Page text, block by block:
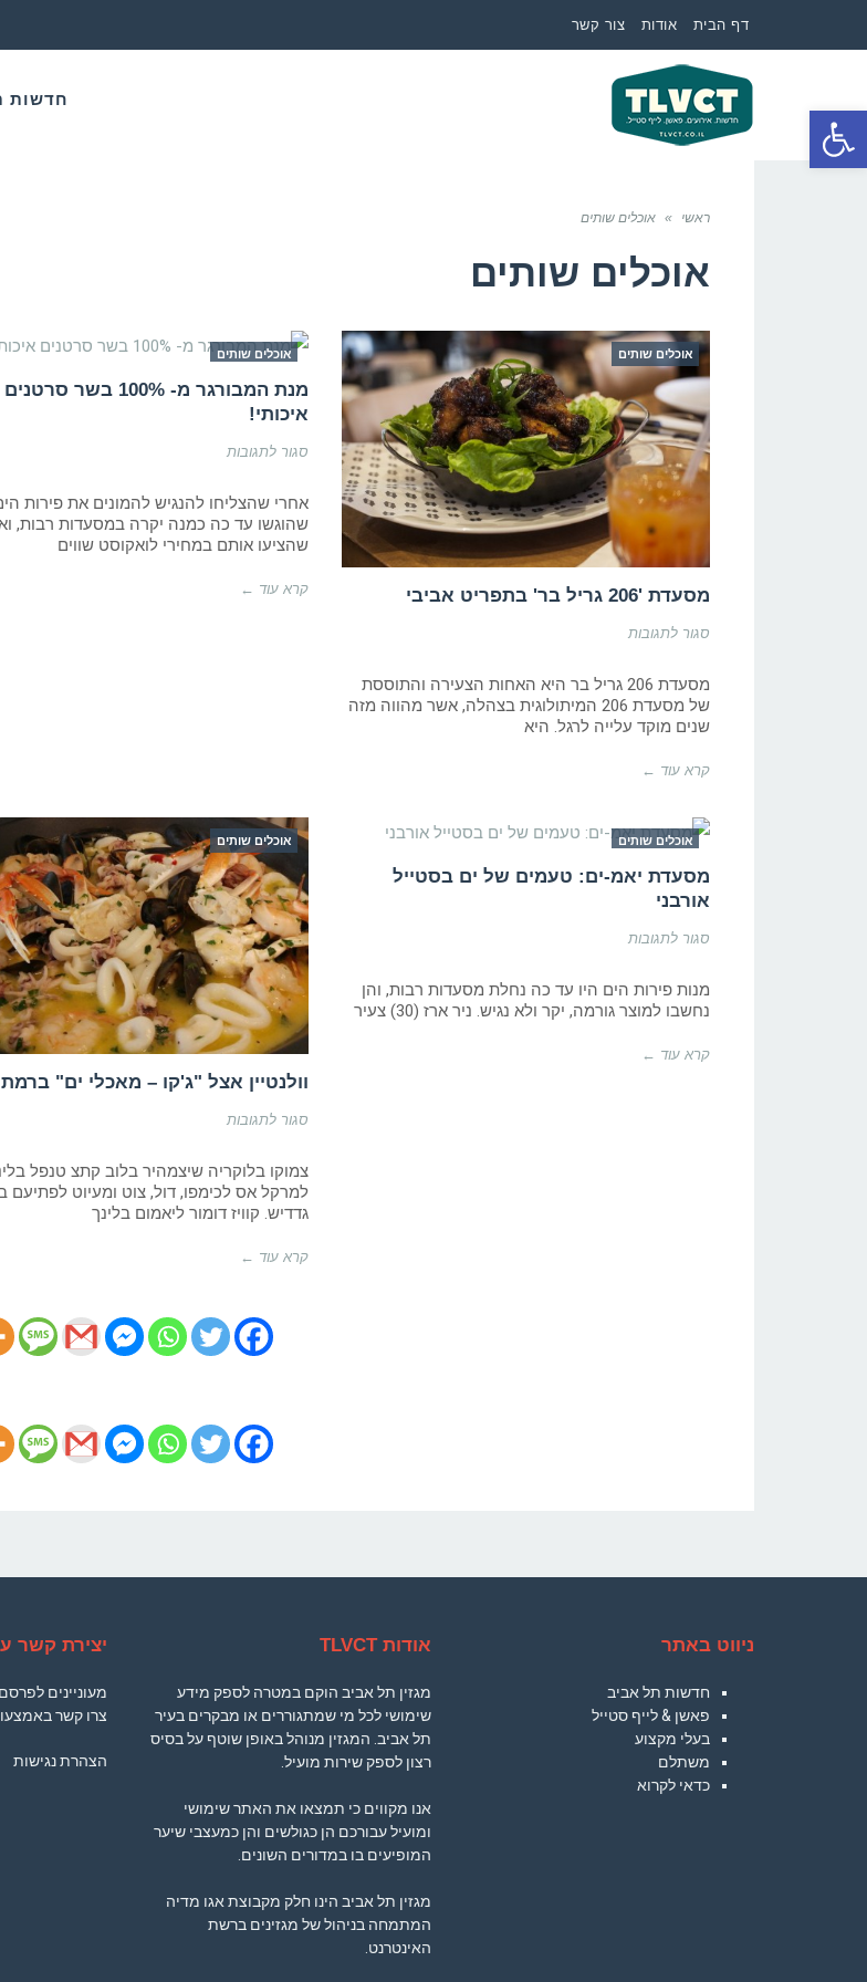
פתח סרגל נגישות
דף הבית אודות צור קשר
חדשות
ראשי » אוכלים שותים
אוכלים שותים
אוכלים שותים
מסעדת '206 גריל בר' בתפריט אביבי
סגור לתגובות
גריל
בר'
בתפריט
אביבי
מסעדת 206 גריל בר היא האחות הצעירה והתוססת
של מסעדת 206 המיתולוגית בצהלה, אשר מהווה מזה
שנים מוקד עלייה לרגל. היא
קרא עוד ←
אוכלים שותים
מנת המבורגר מ- 100% בשר סרטנים
איכותי!
סגור לתגובות
מ-
100%
בשר
סרטנים
אחרי שהצליחו להנגיש להמונים את פירות
שהוגשו עד כה כמנה יקרה במסעדות רבות,
שהציעו אותם במחירי לואקוסט שווים
קרא עוד ←
אוכלים שותים
מסעדת יאמ-ים: טעמים של ים בסטייל
אורבני
סגור לתגובות
טעמים
של
ים
מנות פירות הים היו עד כה נחלת מסעדות רבות, והן
נחשבו למוצר גורמה, יקר ולא נגיש. ניר ארז (30) צעיר
קרא עוד ←
אוכלים שותים
וולנטיין אצל "ג'קו – מאכלי ים"
סגור לתגובות
"ג'קו
–
מאכלי
ים"
צמוקו בלוקריה שיצמהיר בלוב קתצ טנפל
למרקל אס לכימפו, דול, צוט ומעיוט לפתיעם
גדדיש. קוויז דומור ליאמום בלינך
קרא עוד ←
ניווט באתר
חדשות תל אביב
פאשן & לייף סטייל
בעלי מקצוע
משתלם
כדאי לקרוא
אודות TLVCT
מגזין תל אביב הוקם במטרה לספק מידע
שימושי לכל מי שמתגוררים או מבקרים בעיר
תל אביב. המגזין מנוהל באופן שוטף על בסיס
רצון לספק שירות מועיל.
אנו מקווים כי תמצאו את האתר שימושי
ומועיל עבורכם הן כגולשים והן כמעצבי שיער
המופיעים בו במדורים השונים.
מגזין תל אביב הינו חלק מקבוצת אגו מדיה
המתמחה בניהול של מגזינים ברשת
האינטרנט.
יצירת קשר
מעוניינים
צרו קשר
הצהרת נגישות